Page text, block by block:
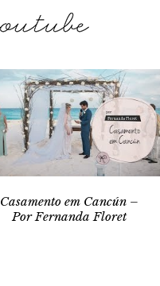
Casamento em Cancún –
Por Fernanda Floret